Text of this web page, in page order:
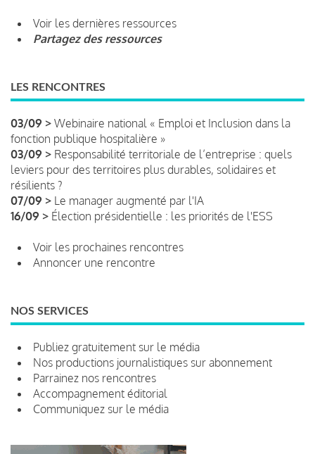
Voir les dernières ressources
Partagez des ressources
LES RENCONTRES
03/09 > Webinaire national « Emploi et Inclusion dans la
fonction publique hospitalière »
03/09 > Responsabilité territoriale de l’entreprise : quels
leviers pour des territoires plus durables, solidaires et
résilients ?
07/09 > Le manager augmenté par l'IA
16/09 > Élection présidentielle : les priorités de l'ESS
Voir les prochaines rencontres
Annoncer une rencontre
NOS SERVICES
Publiez gratuitement sur le média
Nos productions journalistiques sur abonnement
Parrainez nos rencontres
Accompagnement éditorial
Communiquez sur le média